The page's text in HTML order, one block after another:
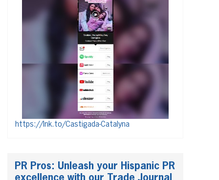
https://lnk.to/Castigada-Catalyna
PR Pros: Unleash your Hispanic PR
excellence with our Trade Journal